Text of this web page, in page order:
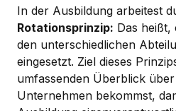
In der Ausbildung arbeitest
Rotationsprinzip: Das heißt,
den unterschiedlichen
eingesetzt. Ziel dieses
umfassenden Überblick
Unternehmen bekommst,